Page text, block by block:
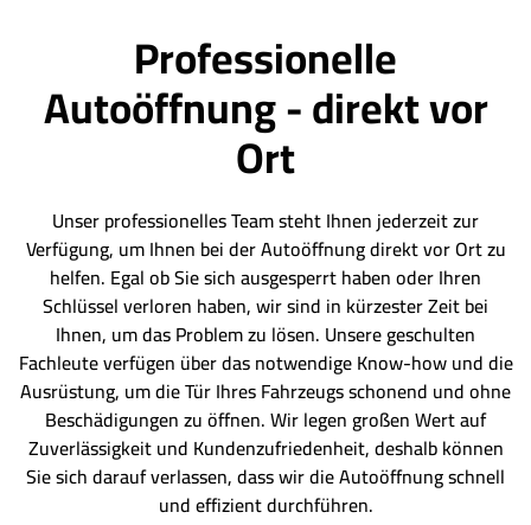
Professionelle
Autoöffnung - direkt vor
Ort
Unser professionelles Team steht Ihnen jederzeit zur
Verfügung, um Ihnen bei der Autoöffnung direkt vor Ort zu
helfen. Egal ob Sie sich ausgesperrt haben oder Ihren
Schlüssel verloren haben, wir sind in kürzester Zeit bei
Ihnen, um das Problem zu lösen. Unsere geschulten
Fachleute verfügen über das notwendige Know-how und die
Ausrüstung, um die Tür Ihres Fahrzeugs schonend und ohne
Beschädigungen zu öffnen. Wir legen großen Wert auf
Zuverlässigkeit und Kundenzufriedenheit, deshalb können
Sie sich darauf verlassen, dass wir die Autoöffnung schnell
und effizient durchführen.